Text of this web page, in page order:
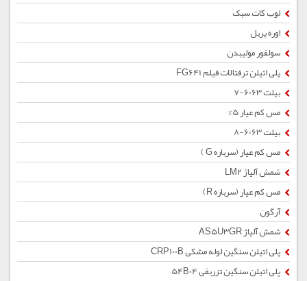
لوب کات سبک
اوره پریل
سولفور مولیبدن
پلی اتیلن ترفتالات فیلم FG641
بیلت 6063-7
مس کم عیار 5%
بیلت 6063-8
مس کم عیار (سرباره G )
شمش آلیاژ LM2
مس کم عیار (سرباره R)
آرگون
شمش آلیاژ AS5U3GR
پلی اتیلن سنگین لوله مشکی CRP100B
پلی اتیلن سنگین تزریقی 54B04